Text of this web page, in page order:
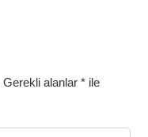
Gerekli alanlar *ile